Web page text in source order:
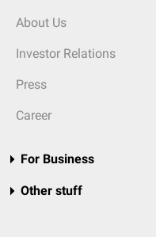
About Us
Investor Relations
Press
Career
For Business
Other stuff